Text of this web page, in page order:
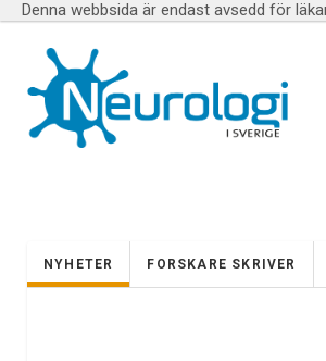
Denna webbsida är endast avsedd för
NYHETER FORSKARE SKRIVER